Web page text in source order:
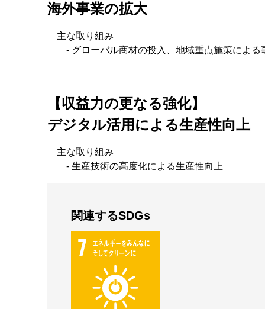
海外事業の拡大
主な取り組み
- グローバル商材の投入、地域重点施策による
【収益力の更なる強化】
デジタル活用による生産性向上
主な取り組み
- 生産技術の高度化による生産性向上
関連するSDGs